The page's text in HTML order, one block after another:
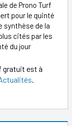
de Prono Turf
pour le quinté
synthèse de la
cités par les
du jour
gratuit est à
.